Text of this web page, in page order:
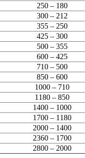
250 – 180
300 – 212
355 – 250
425 – 300
500 – 355
600 – 425
710 – 500
850 – 600
1000 – 710
1180 – 850
1400 – 1000
1700 – 1180
2000 – 1400
2360 – 1700
2800 – 2000